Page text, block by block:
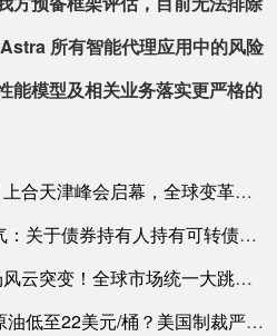
津峰会启幕，全球变革期中的合
债券持有人持有可转债比例变动达1
突变！全球市场统一大跳水 创新
至22美元/桶？美国制裁严重威胁俄